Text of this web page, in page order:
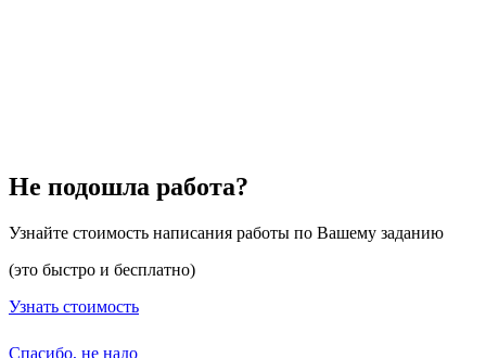
Не подошла работа?
Узнайте стоимость написания работы по Вашему заданию
(это быстро и бесплатно)
Узнать стоимость
Спасибо, не надо